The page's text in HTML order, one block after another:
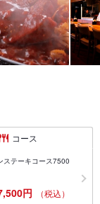
コース
ステーキコース7500
円 （税込）